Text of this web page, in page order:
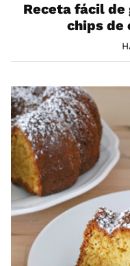
Receta fácil
chips de